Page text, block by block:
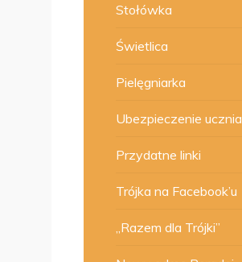
Stołówka
Świetlica
Pielęgniarka
Ubezpieczenie ucznia
Przydatne linki
Trójka na Facebook’u
„Razem dla Trójki”